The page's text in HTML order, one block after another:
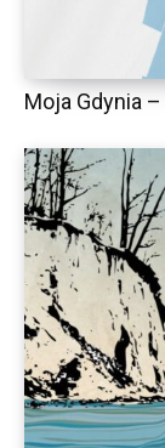
Moja Gdynia